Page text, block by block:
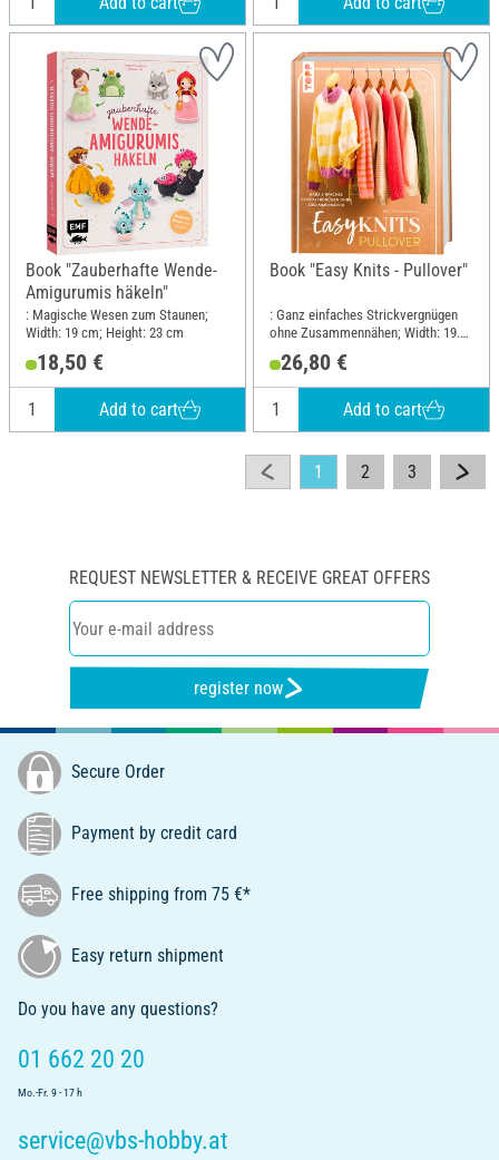
Book "Zauberhafte Wende-
Amigurumis häkeln"
: Magische Wesen zum Staunen;
Width: 19 cm; Height: 23 cm
18,50 €
Add to cart
Book "Easy Knits - Pullover"
: Ganz einfaches Strickvergnügen
ohne Zusammennähen; Width: 19.5
cm; Height: 25 cm
26,80 €
Add to cart
1 2 3
REQUEST NEWSLETTER & RECEIVE GREAT OFFERS
register now
Secure Order
Payment by credit card
Free shipping from 75 €*
Easy return shipment
Do you have any questions?
01 662 20 20
Mo.-Fr. 9 - 17 h
service@vbs-hobby.at